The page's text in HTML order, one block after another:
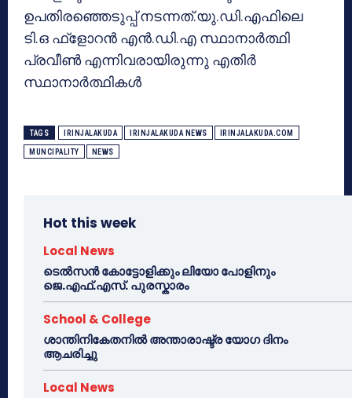
ഉപതിരഞ്ഞെടുപ്പ് നടന്നത്.യു.ഡി.എഫിലെ
ടി.ഒ ഫ്‌ളോറന്‍ എന്‍.ഡി.എ സ്ഥാനാര്‍ത്ഥി
പ്രവീണ്‍ എന്നിവരായിരുന്നു എതിര്‍
സ്ഥാനാര്‍ത്ഥികള്‍
TAGS IRINJALAKUDA IRINJALAKUDA NEWS IRINJALAKUDA.COM
MUNCIPALITY NEWS
Hot this week
Local News
ടെൽസൻ കോട്ടോളിക്കും ലിയോ പോളിനും
ജെ.എഫ്.എസ്. പുരസ്കാരം
School & College
ശാന്തിനികേതനിൽ അന്താരാഷ്ട്ര യോഗ ദിനം
ആചരിച്ചു
Local News